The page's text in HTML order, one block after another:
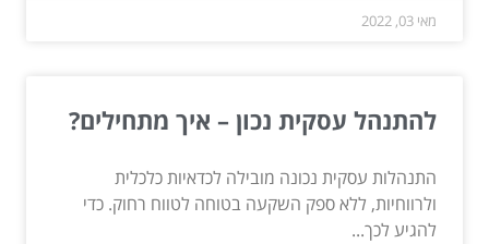
מאי 03, 2022
להתנהל עסקית נכון – איך מתחילים?
התנהלות עסקית נכונה מובילה לכדאיות כלכלית
ולרווחיות, ללא ספק השקעה בטוחה לטווח רחוק. כדי
להגיע לכך...